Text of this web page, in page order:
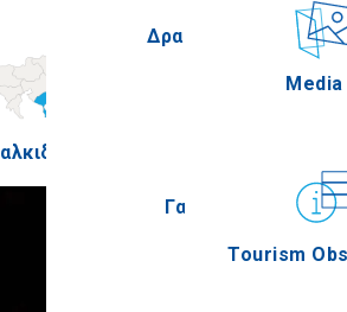
Δραστηριότητες
Γαστρονομία
Tourism